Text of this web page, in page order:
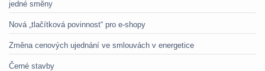
jedné směny
Nová „tlačítková povinnost“ pro e-shopy
Změna cenových ujednání ve smlouvách v energetice
Černé stavby